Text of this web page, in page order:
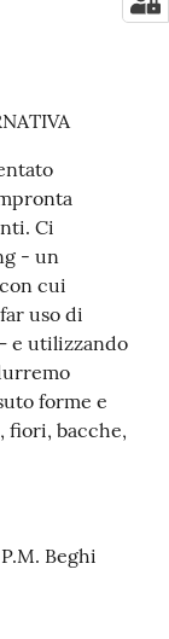
Ci
- un
cui
uso di
e utilizzando
forme e
fiori, bacche,
Beghi